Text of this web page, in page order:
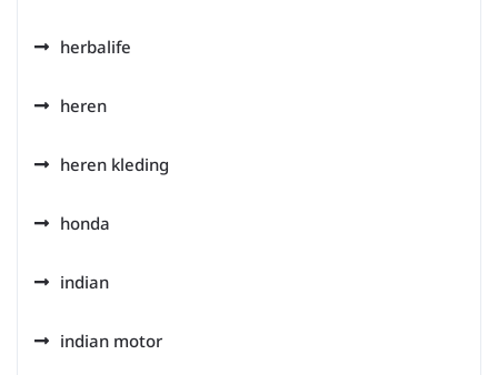
herbalife
heren
heren kleding
honda
indian
indian motor